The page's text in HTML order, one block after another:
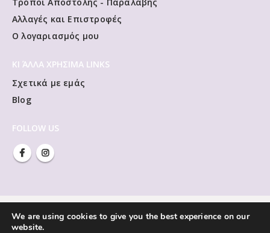
Αλλαγές και Επιστροφές
Ο λογαριασμός μου
ΚΙ ΆΛΛΑ ΧΡΗΣΙΜΑ LINKS
Σχετικά με εμάς
Blog
FOLLOW US
We are using cookies to give you the best experience on our
website.